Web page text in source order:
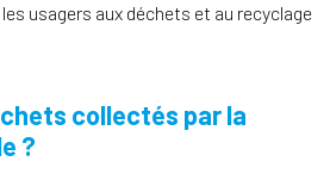
usagers aux déchets et au recyclage
collectés par la
?